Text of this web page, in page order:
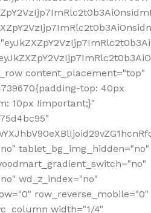
content_placement="top"
top: 40px
10px !important;}"
tablet_bg_img_hidden="no"
wd_z_index="no"
row_reverse_mobile="0"
width="1/4"